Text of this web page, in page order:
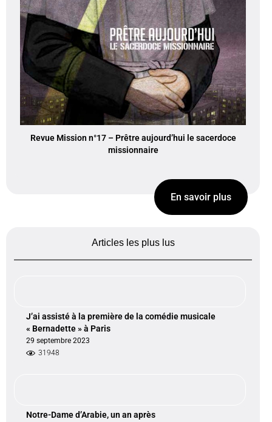
Revue Mission n°17 – Prêtre aujourd’hui le sacerdoce
missionnaire
En savoir plus
Articles les plus lus
J’ai assisté à la première de la comédie musicale
« Bernadette » à Paris
29 septembre 2023
31948
Notre-Dame d’Arabie, un an après